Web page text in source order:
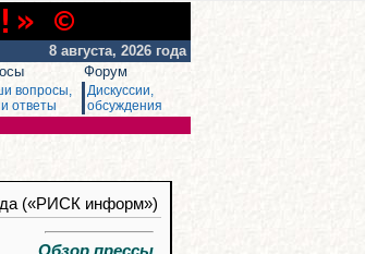
©
8 августа, 2026 года
вопросы,
ответы
Форум
Дискуссии,
обсуждения
(«РИСК информ»)
Обзор прессы